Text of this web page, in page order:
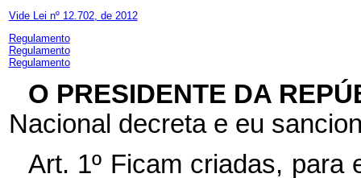
Vide Lei nº 12.702, de 2012
Regulamento
Regulamento
Regulamento
O PRESIDENTE DA
Nacional decreta e eu
Art. 1º Ficam criadas, para